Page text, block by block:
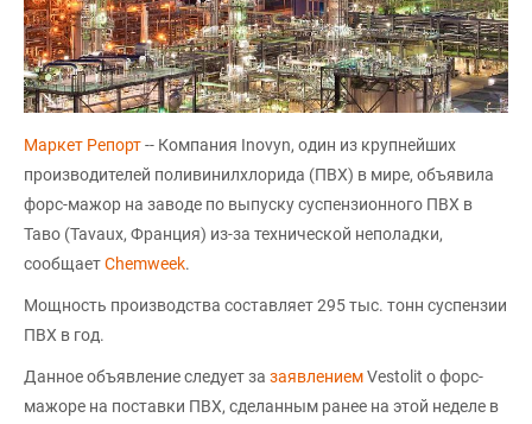
Маркет Репорт-- Компания Inovyn, один из крупнейших
производителей поливинилхлорида (ПВХ) в мире, объявила
форс-мажор на заводе по выпуску суспензионного ПВХ в
Таво (Tavaux, Франция) из-за технической неполадки,
сообщаетChemweek.
Мощность производства составляет 295 тыс. тонн суспензии
ПВХ в год.
Данное объявление следует за заявлениемVestolit о форс-
мажоре на поставки ПВХ, сделанным ранее на этой неделе в